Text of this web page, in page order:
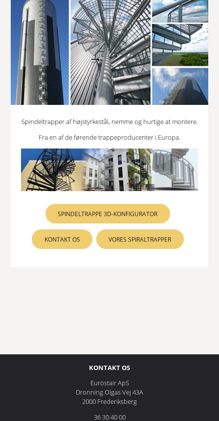
Spindeltrapper af højstyrkestål, nemme og hurtige at montere.
Fra en af de førende trappeproducenter i Europa.
SPINDELTRAPPE 3D-KONFIGURATOR
KONTAKT OS VORES SPIRALTRAPPER
KONTAKT OS
Eurostair ApS
Dronning Olgas Vej 43A
2000 Frederiksberg
36 30 40 00